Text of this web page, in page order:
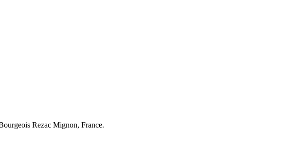
Rezac Mignon, France.